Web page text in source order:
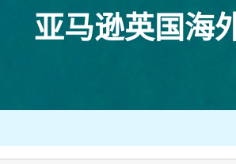
亚马逊英国海